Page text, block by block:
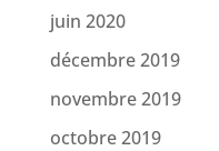
juin 2020
décembre 2019
novembre 2019
octobre 2019